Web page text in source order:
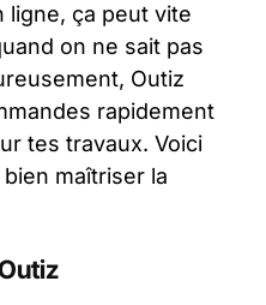
ligne, ça peut vite
on ne sait pas
Outiz
rapidement
tes travaux. Voici
maîtriser la